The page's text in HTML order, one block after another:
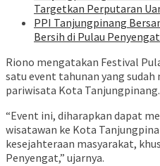
Targetkan Perputaran
PPI Tanjungpinang
Bersih di Pulau Penyengat
Riono mengatakan Festival
satu event tahunan yang sudah
pariwisata Kota Tanjungpinang.
“Event ini, diharapkan dapat
wisatawan ke Kota
kesejahteraan masyarakat,
Penyengat,” ujarnya.